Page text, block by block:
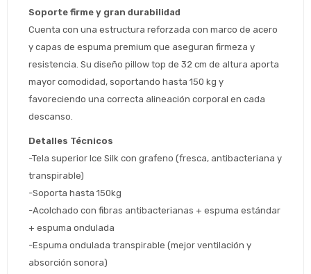
Soporte firme y gran durabilidad
Cuenta con una estructura reforzada con marco de acero
y capas de espuma premium que aseguran firmeza y
resistencia. Su diseño pillow top de 32 cm de altura aporta
mayor comodidad, soportando hasta 150 kg y
favoreciendo una correcta alineación corporal en cada
descanso.
Detalles Técnicos
-Tela superior Ice Silk con grafeno (fresca, antibacteriana y
transpirable)
-Soporta hasta 150kg
-Acolchado con fibras antibacterianas + espuma estándar
+ espuma ondulada
-Espuma ondulada transpirable (mejor ventilación y
absorción sonora)
Comprá ahora y Pagá
cuotas y sin tocar tu
tarjeta de crédito
* sujeto aprobación crediticia
Cédula de identidad
Fecha de nacimiento
Estás calificado para comprar usando Pago
¡Tenés hasta
Elegí tus productos preferidos
Ups!
Parece que no tenes oferta, lamentamos
el inconveniente, por cualquier duda
contactanos en
preguntas@pagodespues.com.uy
¡Algo salió mal!
Por favor intenta nuevamente mas tarde.